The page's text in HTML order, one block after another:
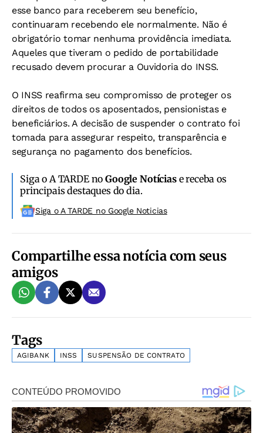
esse banco para receberem seu benefício,
continuaram recebendo ele normalmente. Não é
obrigatório tomar nenhuma providência imediata.
Aqueles que tiveram o pedido de portabilidade
recusado devem procurar a Ouvidoria do INSS.
O INSS reafirma seu compromisso de proteger os
direitos de todos os aposentados, pensionistas e
beneficiários. A decisão de suspender o contrato foi
tomada para assegurar respeito, transparência e
segurança no pagamento dos benefícios.
Siga o A TARDE noGoogle Notíciase receba os
principais destaques do dia.
Siga o A TARDE no Google Noticias
Compartilhe essa notícia com seus
amigos
Tags
AGIBANK INSS SUSPENSÃO DE CONTRATO